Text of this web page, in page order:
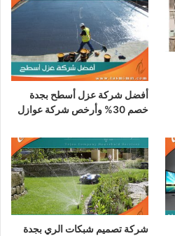
أفضل شركة عزل أسطح بجدة
خصم 30% وأرخص شركة عوازل
شركة تصميم شبكات الري بجدة